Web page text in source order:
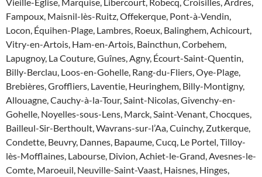
Fampoux, Maisnil-lès-Ruitz, Offekerque, Pont-à-Vendin,
Locon, Équihen-Plage, Lambres, Roeux, Balinghem, Achicourt,
Vitry-en-Artois, Ham-en-Artois, Baincthun, Corbehem,
Lapugnoy, La Couture, Guînes, Agny, Écourt-Saint-Quentin,
Billy-Berclau, Loos-en-Gohelle, Rang-du-Fliers, Oye-Plage,
Brebières, Groffliers, Laventie, Heuringhem, Billy-Montigny,
Allouagne, Cauchy-à-la-Tour, Saint-Nicolas, Givenchy-en-
Gohelle, Noyelles-sous-Lens, Marck, Saint-Venant, Chocques,
Bailleul-Sir-Berthoult, Wavrans-sur-l’Aa, Cuinchy, Zutkerque,
Condette, Beuvry, Dannes, Bapaume, Cucq, Le Portel, Tilloy-
lès-Mofflaines, Labourse, Divion, Achiet-le-Grand, Avesnes-le-
Comte, Maroeuil, Neuville-Saint-Vaast, Haisnes, Hinges,